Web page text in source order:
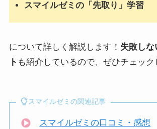
スマイルゼミの「先取り」学習
について詳しく解説します！ 失敗し
ト も紹介しているので、ぜひチェック
スマイルゼミの関連記事
スマイルゼミの口コミ・感想